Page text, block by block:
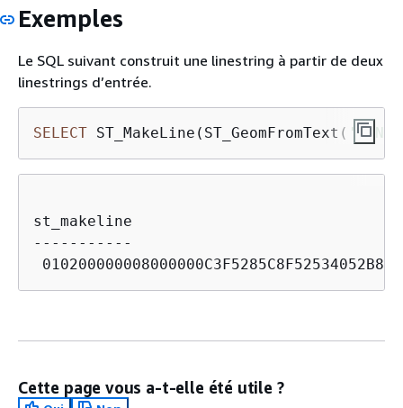
Exemples
Le SQL suivant construit une linestring à partir de deux
linestrings d’entrée.
SELECT ST_MakeLine(ST_GeomFromText(
st_makeline
-----------
Cette page vous a-t-elle été utile ?